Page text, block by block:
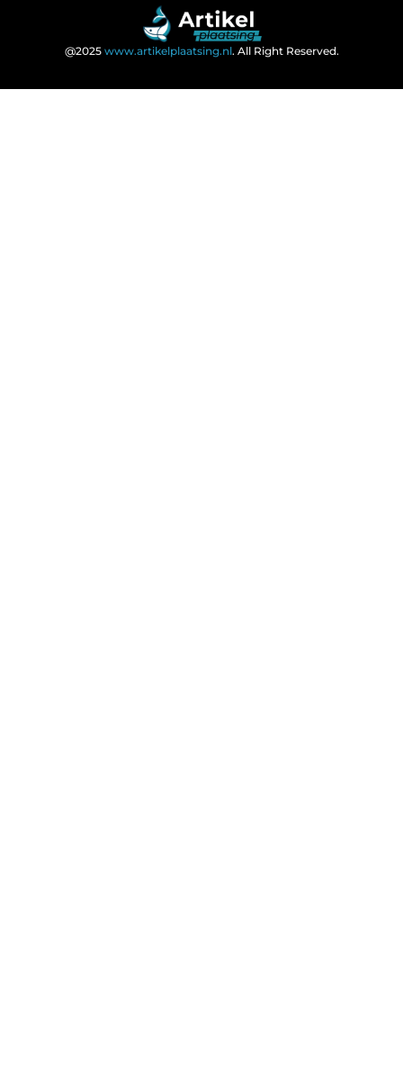
@2025 www.artikelplaatsing.nl. All Right Reserved.